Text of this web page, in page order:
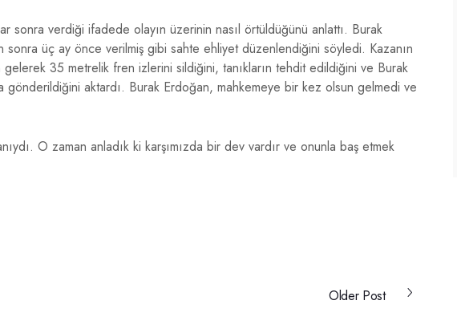
sonra verdiği ifadede olayın üzerinin nasıl örtüldüğünü anlattı. Burak
sonra üç ay önce verilmiş gibi sahte ehliyet düzenlendiğini söyledi. Kazanın
35 metrelik fren izlerini sildiğini, tanıkların tehdit edildiğini ve Burak
gönderildiğini aktardı. Burak Erdoğan, mahkemeye bir kez olsun gelmedi ve
O zaman anladık ki karşımızda bir dev vardır ve onunla baş etmek
Older Post